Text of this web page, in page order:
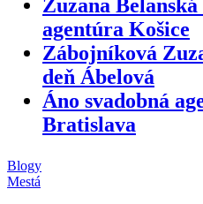
Zuzana Belanská
agentúra Košice
Zábojníková
deň Ábelová
Áno svadobná
Bratislava
Blogy
Mestá